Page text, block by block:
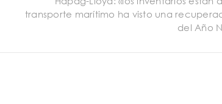
transporte marítimo ha visto una
del Año